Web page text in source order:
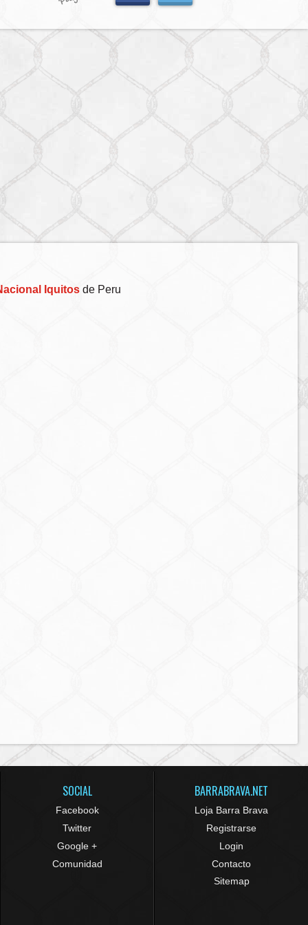
Iquitos de Peru
SOCIAL
Facebook
Twitter
Google +
Comunidad
BARRABRAVA.NET
Loja Barra Brava
Registrarse
Login
Contacto
Sitemap